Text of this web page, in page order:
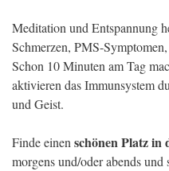
Meditation und Entspannung
Schmerzen, PMS-
Schon 10 Minuten am Tag
aktivieren das Immunsystem
und Geist.
Finde einen schönen Platz in
morgens und/oder abends